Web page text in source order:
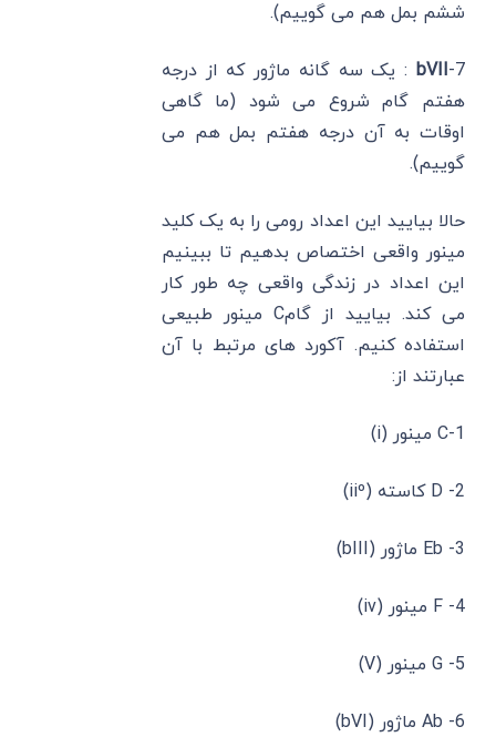
ششم بمل هم می گوییم).
7-
bVII : یک سه گانه ماژور که از درجه
هفتم گام شروع می شود (ما گاهی
اوقات به آن درجه هفتم بمل هم می
گوییم).
حالا بیایید این اعداد رومی را به یک کلید
مینور واقعی اختصاص بدهیم تا ببینیم
این اعداد در زندگی واقعی چه طور کار
می کند. بیایید از گامC مینور طبیعی
استفاده کنیم. آکورد های مرتبط با آن
عبارتند از:
1-C مینور (i)
2- D کاسته (iiº)
3- Eb ماژور (bIII)
4- F مینور (iv)
5- G مینور (V)
6- Ab ماژور (bVI)